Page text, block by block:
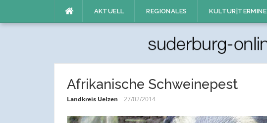
AKTUELL REGIONALES KULTUR|TERMINE
Afrikanische Schweinepest
Landkreis Uelzen 27/02/2014